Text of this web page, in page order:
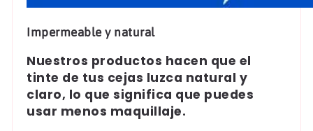
Impermeable y natural
Nuestros productos hacen que el
tinte de tus cejas luzca natural y
claro, lo que significa que puedes
usar menos maquillaje.